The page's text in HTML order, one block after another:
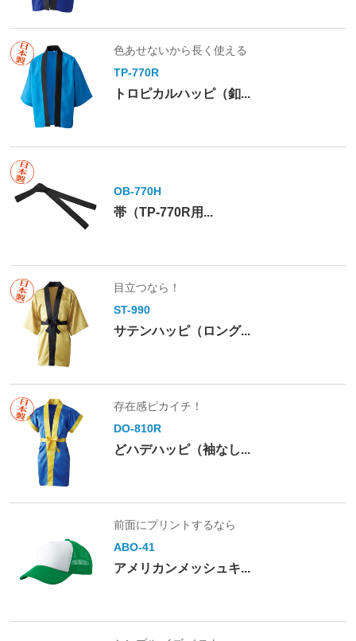
色あせないから長く使える
TP-770R
トロピカルハッピ（釦...
OB-770H
帯（TP-770R用...
目立つなら！
ST-990
サテンハッピ（ロング...
存在感ピカイチ！
DO-810R
どハデハッピ（袖なし...
前面にプリントするなら
ABO-41
アメリカンメッシュキ...